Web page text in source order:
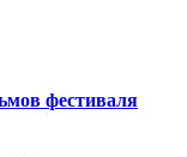
фестиваля